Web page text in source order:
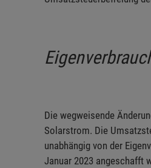
Die wegweisende
Solarstrom. Die
unabhängig von der
Januar 2023 angeschafft